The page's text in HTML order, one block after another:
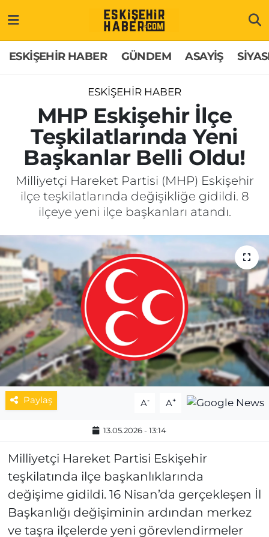
ESKİŞEHİR HABER GÜNDEM ASAYİŞ
ESKİŞEHİR HABER
MHP Eskişehir İlçe
Teşkilatlarında Yeni
Başkanlar Belli Oldu!
Milliyetçi Hareket Partisi (MHP) Eskişehir
ilçe teşkilatlarında değişikliğe gidildi. 8
ilçeye yeni ilçe başkanları atandı.
Paylaş A- A+
13.05.2026 - 13:14
Milliyetçi Hareket Partisi Eskişehir
teşkilatında ilçe başkanlıklarında
değişime gidildi. 16 Nisan’da gerçekleşen İl
Başkanlığı değişiminin ardından merkez
ve taşra ilçelerde yeni görevlendirmeler
GÜNDEM
ASAYİŞ
SİYASET
EKONOMİ
SAĞLIK
SPOR
MAGAZİN
ESKİŞEHİRSPOR
Hakkımızda
İletişim
Künye
Odunpazarı Trafik Yoğunluk Haritası
Süper Lig Puan Durumu ve Fikstür
Tüm Manşetler
Son Dakika Haberleri
Haber Arşivi